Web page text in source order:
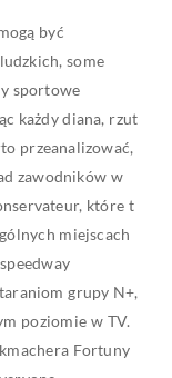
być
some
sportowe
każdy diana, rzut
przeanalizować,
zawodników w
które t
miejscach
grupy N+,
poziomie w TV.
Fortuny